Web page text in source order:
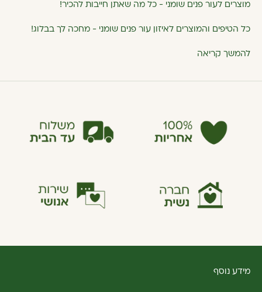
מוצרים לעור פנים שומני - כל מה שאתן חייבות להכיר!
כל הטיפים והמוצרים לאיזון עור פנים שומני - מחכה לך בבלוג!
להמשך קריאה
מידע נוסף